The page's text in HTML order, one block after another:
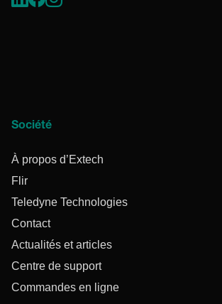
Société
À propos d’Extech
Flir
Teledyne Technologies
Contact
Actualités et articles
Centre de support
Commandes en ligne